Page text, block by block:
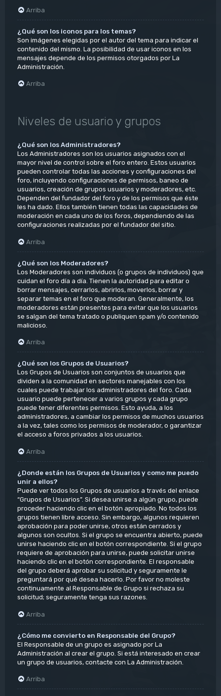
Arriba
¿Qué son los iconos para los temas?
Son imágenes elegidas por el autor del tema para indicar el
contenido del mismo. La posibilidad de usar iconos en los
mensajes depende de los permisos otorgados por La
Administración.
Arriba
Niveles de usuario y grupos
¿Qué son los Administradores?
Los Administradores son los usuarios asignados con el
mayor nivel de control sobre el foro entero. Estos usuarios
pueden controlar todas las acciones y configuraciones del
foro, incluyendo configuraciones de permisos, baneo de
usuarios, creación de grupos usuarios y moderadores, etc.
Dependen del fundador del foro y de los permisos que éste
les ha dado. Ellos también tienen todas las capacidades de
moderación en cada uno de los foros, dependiendo de las
configuraciones realizadas por el fundador del sitio.
Arriba
¿Qué son los Moderadores?
Los Moderadores son individuos (o grupos de individuos) que
cuidan el foro día a día. Tienen la autoridad para editar o
borrar mensajes, cerrarlos, abrirlos, moverlos, borrar y
separar temas en el foro que moderan. Generalmente, los
moderadores están presentes para evitar que los usuarios
se salgan del tema tratado o publiquen spam y/o contenido
malicioso.
Arriba
¿Qué son los Grupos de Usuarios?
Los Grupos de Usuarios son conjuntos de usuarios que
dividen a la comunidad en sectores manejables con los
cuales puede trabajar los administradores del foro. Cada
usuario puede pertenecer a varios grupos y cada grupo
puede tener diferentes permisos. Esto ayuda, a los
administradores, a cambiar los permisos de muchos usuarios
a la vez, tales como los permisos de moderador, o garantizar
el acceso a foros privados a los usuarios.
Arriba
¿Donde están los Grupos de Usuarios y como me puedo
unir a ellos?
Puede ver todos los Grupos de usuarios a través del enlace
“Grupos de Usuarios”. Si desea unirse a algún grupo, puede
proceder haciendo clic en el botón apropiado. No todos los
grupos tienen libre acceso. Sin embargo, algunos requieren
aprobación para poder unirse, otros están cerrados y
algunos son ocultos. Si el grupo se encuentra abierto, puede
unirse haciendo clic en el botón correspondiente. Si el grupo
requiere de aprobación para unirse, puede solicitar unirse
haciendo clic en el botón correspondiente. El responsable
del grupo deberá aprobar su solicitud y seguramente le
preguntará por qué desea hacerlo. Por favor no moleste
continuamente al Responsable de Grupo si rechaza su
solicitud; seguramente tenga sus razones.
Arriba
¿Cómo me convierto en Responsable del Grupo?
El Responsable de un grupo es asignado por La
Administración al crear el grupo. Si está interesado en crear
un grupo de usuarios, contacte con La Administración.
Arriba